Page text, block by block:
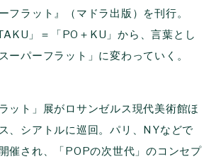
フラット』（マドラ出版）を刊行。
」＝「PO＋KU」から、言葉とし
ーパーフラット」に変わっていく。
ット」展がロサンゼルス現代美術館ほ
、シアトルに巡回。パリ、NYなどで
催され、「POPの次世代」のコンセプ